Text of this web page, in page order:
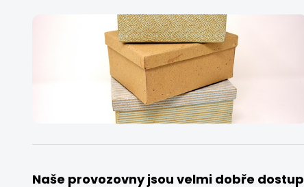
Naše provozovny jsou velmi dobře